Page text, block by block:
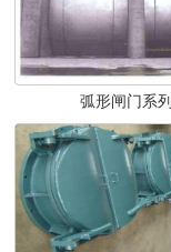
弧形闸门系列